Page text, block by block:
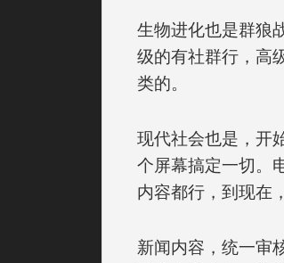
生物进化也是群狼
级的有社群行，高
类的。
现代社会也是，开
个屏幕搞定一切。
内容都行，到现在
新闻内容，统一审